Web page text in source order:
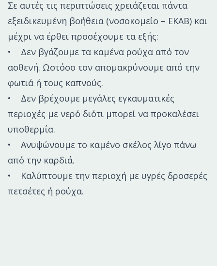
Σε αυτές τις περιπτώσεις χρειάζεται πάντα
εξειδικευμένη βοήθεια (νοσοκομείο – ΕΚΑΒ) και
μέχρι να έρθει προσέχουμε τα εξής:
• Δεν βγάζουμε τα καμένα ρούχα από τον
ασθενή. Ωστόσο τον απομακρύνουμε από την
φωτιά ή τους καπνούς.
• Δεν βρέχουμε μεγάλες εγκαυματικές
περιοχές με νερό διότι μπορεί να προκαλέσει
υποθερμία.
• Ανυψώνουμε το καμένο σκέλος λίγο πάνω
από την καρδιά.
• Καλύπτουμε την περιοχή με υγρές δροσερές
πετσέτες ή ρούχα.